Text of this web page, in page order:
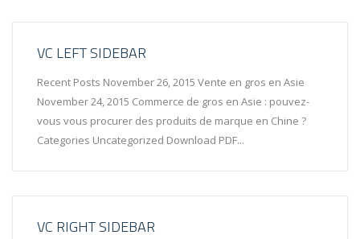
VC LEFT SIDEBAR
Recent Posts November 26, 2015 Vente en gros en Asie
November 24, 2015 Commerce de gros en Asie : pouvez-
vous vous procurer des produits de marque en Chine ?
Categories Uncategorized Download PDF...
VC RIGHT SIDEBAR